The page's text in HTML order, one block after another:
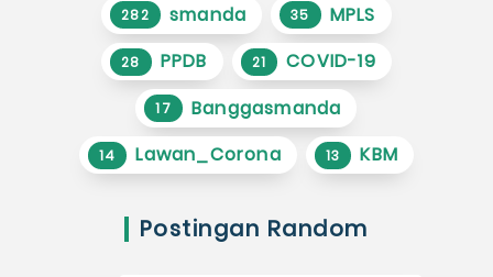
282 smanda 35 MPLS
28 PPDB 21 COVID-19
17 Banggasmanda
14 Lawan_Corona 13 KBM
Postingan Random